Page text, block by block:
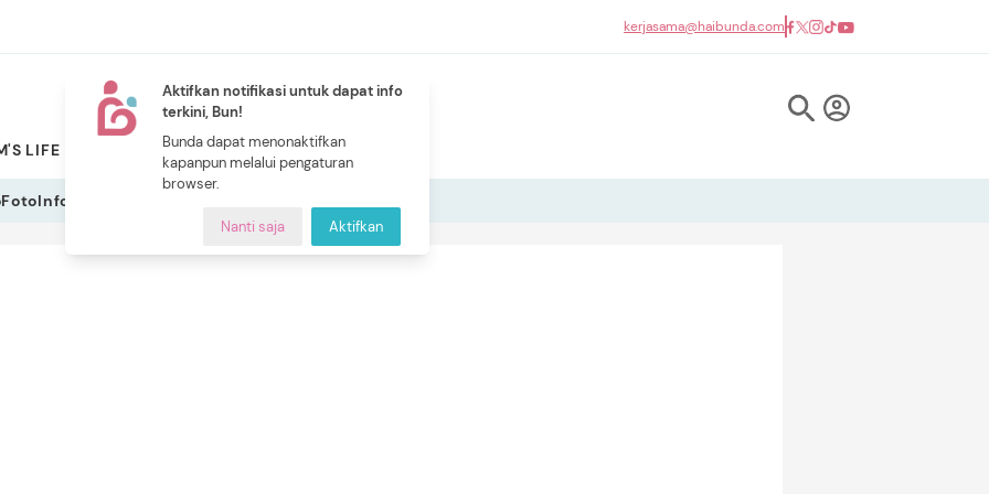
Aktifkan notifikasi untuk dapat info
terkini, Bun!
Bunda dapat menonaktifkan
kapanpun melalui pengaturan
browser.
Nanti saja Aktifkan
kerjasama@haibunda.com
LIFE PILIHAN BUNDA
NEW
CERITA BUNDA
FotoInfografis